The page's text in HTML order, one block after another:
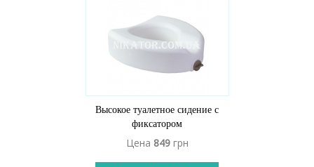
Высокое туалетное сидение с
фиксатором
Цена 849грн